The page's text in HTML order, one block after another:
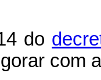
do
com